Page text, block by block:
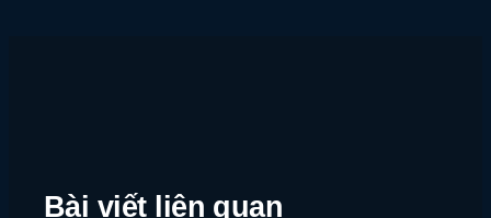
Bài viết liên quan